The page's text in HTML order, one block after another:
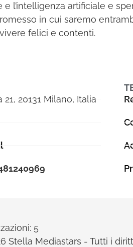
l’intelligenza artificiale e
in cui saremo
felici e contenti.
20131 Milano, Italia
5
Stella Mediastars - Tutti i